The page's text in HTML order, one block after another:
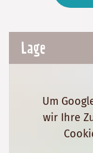
Lage
Um
wir Ihre